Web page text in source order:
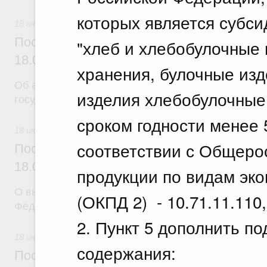
которых является
"хлеб и хлебобулочные
хранения, булочные
изделия
сроком годности менее
соответствии с
продукции по видам
(ОКПД 2) -
2. Пункт 5 дополнить
содержания:
Постановление Правительства
18.07.2026 г. № 904
Об авансировании
государственных контрактов
Постановление Правительства
18.07.2026 г. № 909
Федерации от 17 февраля 2024 г. № 179
Постановление Правительства